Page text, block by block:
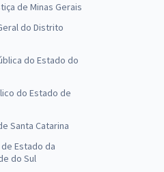
de Minas Gerais
do Distrito
do Estado do
do Estado de
Santa Catarina
de Estado da
do Sul